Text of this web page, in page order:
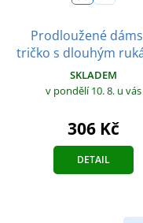
Prodloužené
tričko s dlouhým
SKLADEM
v pondělí 10. 8. u vás
306 Kč
DETAIL